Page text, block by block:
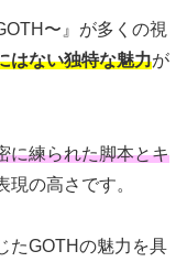
〜』が多くの視
はない独特な魅力が
に練られた脚本とキ
現の高さです。
たGOTHの魅力を具